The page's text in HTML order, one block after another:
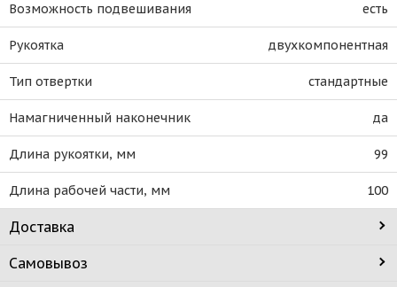
Возможность подвешивания есть
Рукоятка двухкомпонентная
Тип отвертки стандартные
Намагниченный наконечник да
Длина рукоятки, мм 99
Длина рабочей части, мм 100
Доставка
Самовывоз